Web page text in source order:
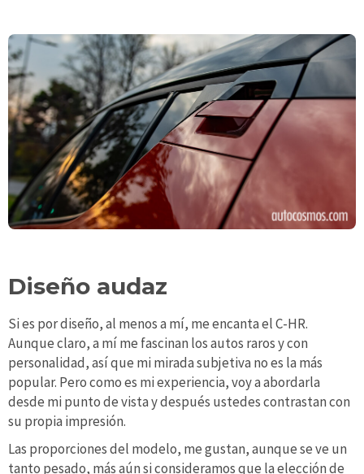
Diseño audaz
Si es por diseño, al menos a mí, me encanta el C-HR.
Aunque claro, a mí me fascinan los autos raros y con
personalidad, así que mi mirada subjetiva no es la más
popular. Pero como es mi experiencia, voy a abordarla
desde mi punto de vista y después ustedes contrastan con
su propia impresión.
Las proporciones del modelo, me gustan, aunque se ve un
tanto pesado, más aún si consideramos que la elección de